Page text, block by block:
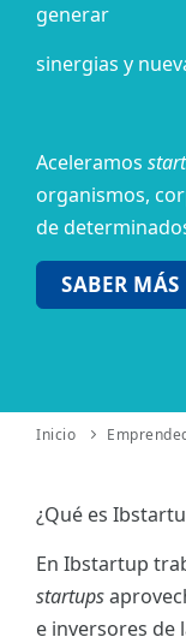
STARTUPS
ES
CAT
generar
sinergias y
Aceleramos
organismos,
de
SABER MÁS
Inicio
¿Qué es
En Ibstartup
startups
e inversores de